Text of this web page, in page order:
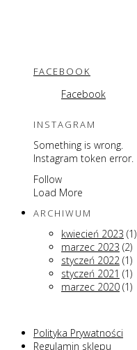
FACEBOOK
Facebook
INSTAGRAM
Something is wrong.
Instagram token error.
Follow
Load More
ARCHIWUM
kwiecień 2023 (1)
marzec 2023 (2)
styczeń 2022 (1)
styczeń 2021 (1)
marzec 2020 (1)
Polityka Prywatności
Regulamin sklepu